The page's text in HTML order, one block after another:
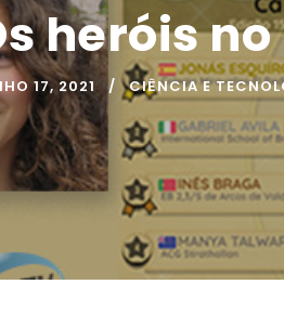
heróis
17, 2021 CIÊNCIA E